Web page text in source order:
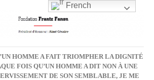
HOMME A FAIT TRIOMPHER LA DIGNITÉ
FOIS QU’UN HOMME A DIT NON À UNE
DE SON SEMBLABLE, JE ME
French